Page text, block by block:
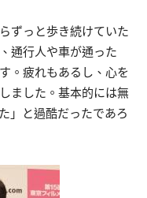
ずっと歩き続けていた
通行人や車が通った
。疲れもあるし、心を
ました。基本的には無
」と過酷だったであろ